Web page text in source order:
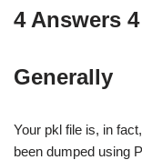
4 Answers 4
Generally
Your pkl file is, in
been dumped using